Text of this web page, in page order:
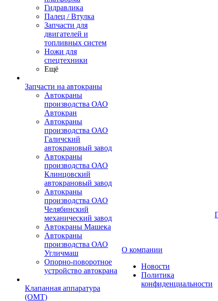
Гидравлика
Палец / Втулка
Запчасти для
двигателей и
топливных систем
Ножи для
спецтехники
Ещё
Запчасти на автокраны
Автокраны
производства ОАО
Автокран
Автокраны
производства ОАО
Галичский
автокрановый завод
Автокраны
производства ОАО
Клинцовский
автокрановый завод
Автокраны
производства ОАО
Челябинский
механический завод
Автокраны Машека
Автокраны
производства ОАО
Угличмаш
Опорно-поворотное
устройство автокрана
Клапанная аппаратура
(OMT)
О компании
Новости
Политика
конфиденциальности